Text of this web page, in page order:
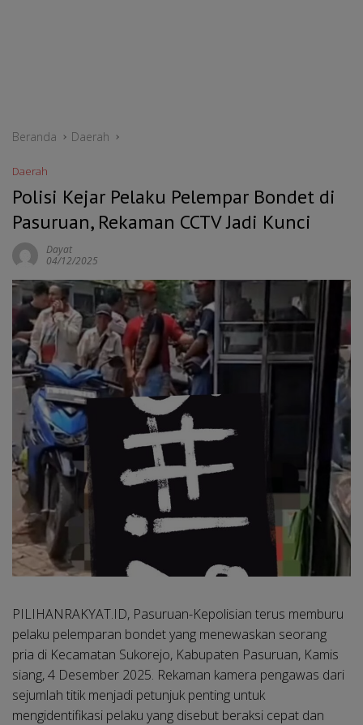
Beranda Daerah
Daerah
Polisi Kejar Pelaku Pelempar Bondet di
Pasuruan, Rekaman CCTV Jadi Kunci
Dayat
04/12/2025
PILIHANRAKYAT.ID, Pasuruan-Kepolisian terus memburu
pelaku pelemparan bondet yang menewaskan seorang
pria di Kecamatan Sukorejo, Kabupaten Pasuruan, Kamis
siang, 4 Desember 2025. Rekaman kamera pengawas dari
sejumlah titik menjadi petunjuk penting untuk
mengidentifikasi pelaku yang disebut beraksi cepat dan